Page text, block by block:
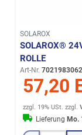
SOLAROX
SOLAROX®
ROLLE
Art-Nr.
57,20
zzgl. 19% USt. zzgl.
LieferungMo.